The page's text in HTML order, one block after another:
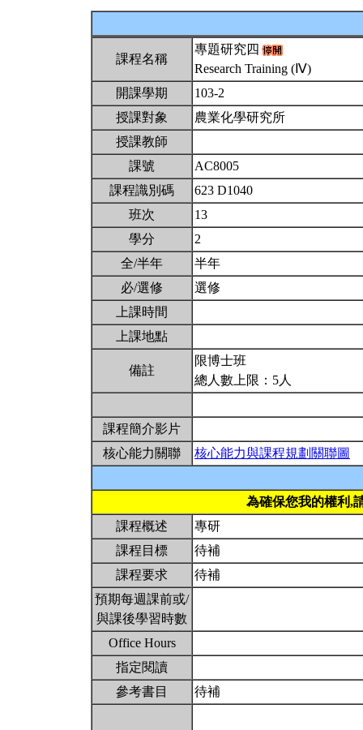
課程名稱
專題研究四
Research Training (Ⅳ)
開課學期
103-2
授課對象
農業化學研究所
授課教師
課號
AC8005
課程識別碼
623 D1040
班次
13
學分
2
全/半年
半年
必/選修
選修
上課時間
上課地點
備註
限博士班
總人數上限：5人
課程簡介影片
核心能力關聯
核心能力與課程規劃關聯圖
為確保您我的權利,
課程概述
專研
課程目標
待補
課程要求
待補
預期每週課前或/
與課後學習時數
Office Hours
指定閱讀
參考書目
待補